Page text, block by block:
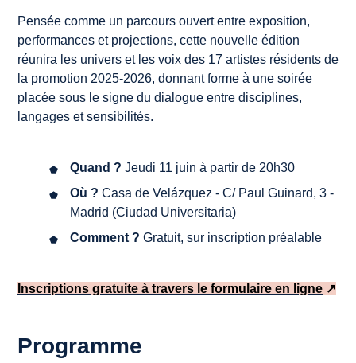
Pensée comme un parcours ouvert entre exposition,
performances et projections, cette nouvelle édition
réunira les univers et les voix des 17 artistes résidents de
la promotion 2025-2026, donnant forme à une soirée
placée sous le signe du dialogue entre disciplines,
langages et sensibilités.
Quand ? Jeudi 11 juin à partir de 20h30
Où ? Casa de Velázquez - C/ Paul Guinard, 3 -
Madrid (Ciudad Universitaria)
Comment ? Gratuit, sur inscription préalable
Inscriptions gratuite à travers le formulaire en ligne ↗
Programme